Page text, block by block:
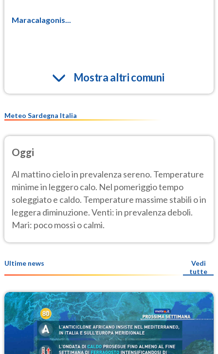
Maracalagonis...
Mostra altri comuni
Meteo Sardegna Italia
Oggi
Al mattino cielo in prevalenza sereno. Temperature
minime in leggero calo. Nel pomeriggio tempo
soleggiato e caldo. Temperature massime stabili o in
leggera diminuzione. Venti: in prevalenza deboli.
Mari: poco mossi o calmi.
Ultime news
Vedi
tutte